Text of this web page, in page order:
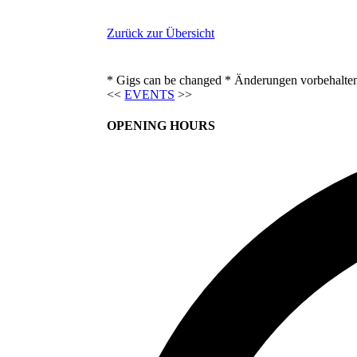
Zurück zur Übersicht
* Gigs can be changed * Änderungen
<<EVENTS >>
OPENING HOURS